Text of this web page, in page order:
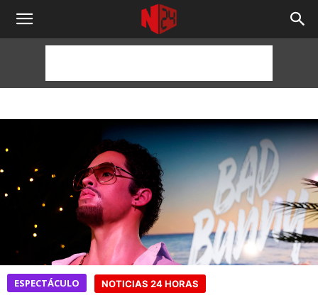
NOTICIAS
HORAS
ESPECTÁCULO NOTICIAS 24 HORAS